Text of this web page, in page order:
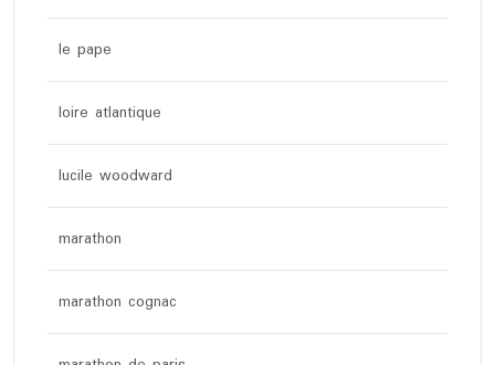
le pape
loire atlantique
lucile woodward
marathon
marathon cognac